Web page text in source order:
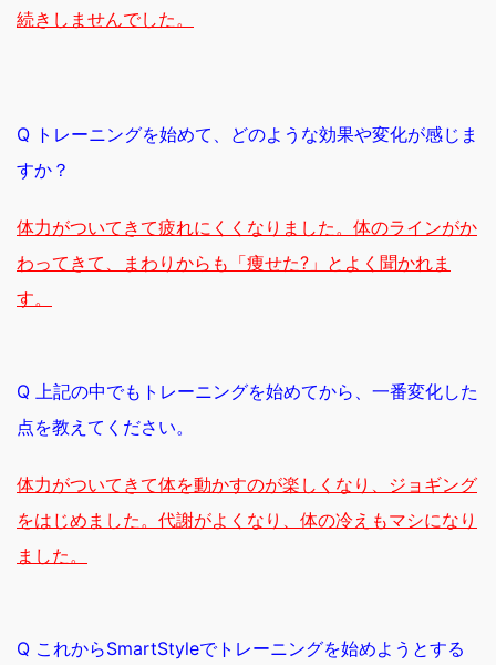
続きしませんでした。
Q トレーニングを始めて、どのような効果や変化が感じま
すか？
体力がついてきて疲れにくくなりました。体のラインがか
わってきて、まわりからも「痩せた?」とよく聞かれま
す。
Q 上記の中でもトレーニングを始めてから、一番変化した
点を教えてください。
体力がついてきて体を動かすのが楽しくなり、ジョギング
をはじめました。代謝がよくなり、体の冷えもマシになり
ました。
Q これからSmartStyleでトレーニングを始めようとする